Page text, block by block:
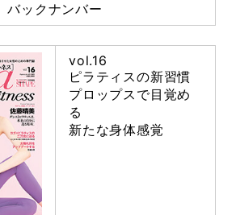
バックナンバー
vol.16
ピラティスの新習慣
プロップスで目覚め
る
新たな身体感覚